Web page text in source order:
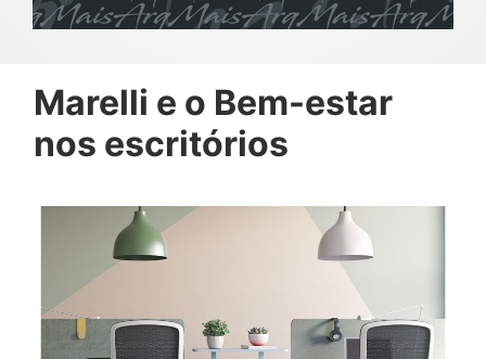
Marelli e o Bem-estar
nos escritórios